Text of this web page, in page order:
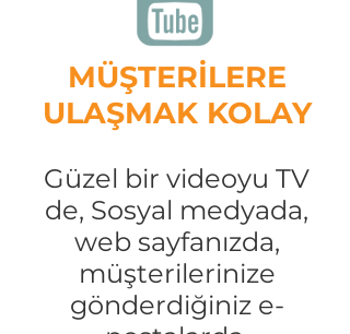
MÜŞTERİLERE
ULAŞMAK KOLAY
Güzel bir videoyu TV
de, Sosyal medyada,
web sayfanızda,
müşterilerinize
gönderdiğiniz e-